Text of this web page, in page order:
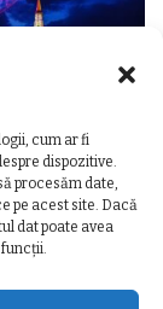
cum ar fi
dispozitive.
procesăm date,
pe acest site. Dacă
dat poate avea
Napoca.
al